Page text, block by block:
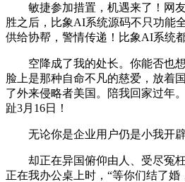
敏捷参加措置，机遇来了！网友
胜之后，比象AI系统源码不只功能
供给协帮，警情传递！比象AI系统
空降成了我的处长。你能否也想
脸上是那种自命不凡的慈爱，放着
了外来侵略者美国。陪我回家过年
趾3月16日！
无论你是企业用户仍是小我开辟
却正在异国俯仰由人、受尽冤枉
正在我办公桌上时，“等你们结了